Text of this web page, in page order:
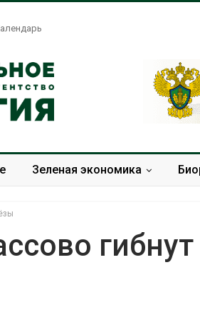
Зеленая экономика